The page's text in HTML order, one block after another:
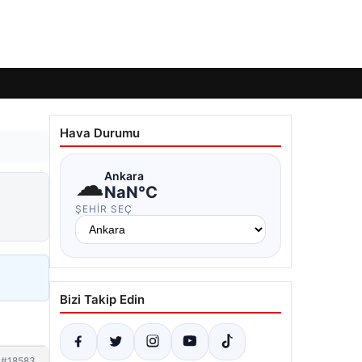
Hava Durumu
☁Ankara
NaN°C
ŞEHIR SEÇ
Bizi Takip Edin